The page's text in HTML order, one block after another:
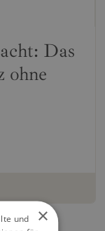
Das
ohne
×
und